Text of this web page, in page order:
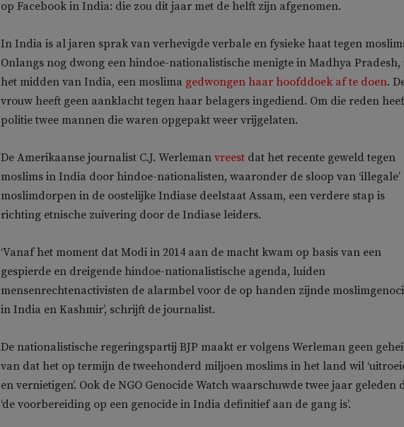
op Facebook in India: die zou dit jaar met de helft zijn afgenomen.
In India is al jaren sprak van verhevigde verbale en fysieke haat tegen
Onlangs nog dwong een hindoe-nationalistische menigte in Madhya Pradesh,
het midden van India, een moslima gedwongen haar hoofddoek af te doen.
vrouw heeft geen aanklacht tegen haar belagers ingediend. Om die reden
politie twee mannen die waren opgepakt weer vrijgelaten.
De Amerikaanse journalist C.J. Werleman vreest dat het recente geweld tegen
moslims in India door hindoe-nationalisten, waaronder de sloop van ‘illegale’
moslimdorpen in de oostelijke Indiase deelstaat Assam, een verdere stap is
richting etnische zuivering door de Indiase leiders.
‘Vanaf het moment dat Modi in 2014 aan de macht kwam op basis van een
gespierde en dreigende hindoe-nationalistische agenda, luiden
mensenrechtenactivisten de alarmbel voor de op handen zijnde
in India en Kashmir’, schrijft de journalist.
De nationalistische regeringspartij BJP maakt er volgens Werleman geen
van dat het op termijn de tweehonderd miljoen moslims in het land wil
en vernietigen’. Ook de NGO Genocide Watch waarschuwde twee jaar geleden
‘de voorbereiding op een genocide in India definitief aan de gang is’.